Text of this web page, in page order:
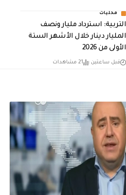
محليات
التربية: استرداد مليار ونصف
المليار دينار خلال الأشهر الستة
الأولى من 2026
قبل ساعتين 21 مشاهدات